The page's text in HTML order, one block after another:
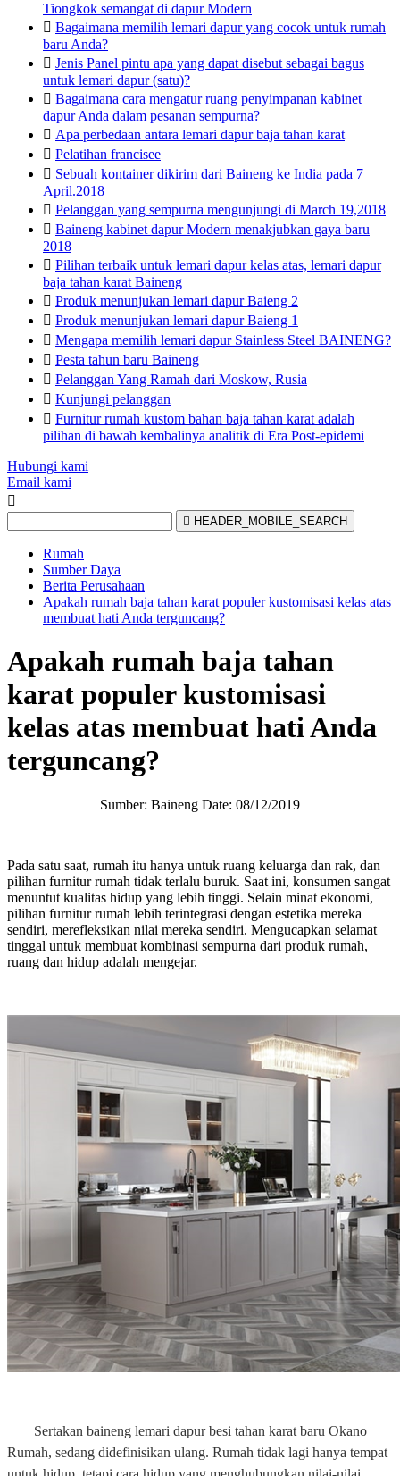
Tiongkok semangat di dapur Modern
 Bagaimana memilih lemari dapur yang cocok untuk rumah
baru Anda?
 Jenis Panel pintu apa yang dapat disebut sebagai bagus
untuk lemari dapur (satu)?
 Bagaimana cara mengatur ruang penyimpanan kabinet
dapur Anda dalam pesanan sempurna?
 Apa perbedaan antara lemari dapur baja tahan karat
 Pelatihan francisee
 Sebuah kontainer dikirim dari Baineng ke India pada 7
April.2018
 Pelanggan yang sempurna mengunjungi di March 19,2018
 Baineng kabinet dapur Modern menakjubkan gaya baru
2018
 Pilihan terbaik untuk lemari dapur kelas atas, lemari dapur
baja tahan karat Baineng
 Produk menunjukan lemari dapur Baieng 2
 Produk menunjukan lemari dapur Baieng 1
 Mengapa memilih lemari dapur Stainless Steel BAINENG?
 Pesta tahun baru Baineng
 Pelanggan Yang Ramah dari Moskow, Rusia
 Kunjungi pelanggan
 Furnitur rumah kustom bahan baja tahan karat adalah
pilihan di bawah kembalinya analitik di Era Post-epidemi
Hubungi kami
Email kami

 HEADER_MOBILE_SEARCH
Rumah
Sumber Daya
Berita Perusahaan
Apakah rumah baja tahan karat populer kustomisasi kelas atas
membuat hati Anda terguncang?
Apakah rumah baja tahan
karat populer kustomisasi
kelas atas membuat hati Anda
terguncang?
Sumber: Baineng Date: 08/12/2019
Pada satu saat, rumah itu hanya untuk ruang keluarga dan rak, dan
pilihan furnitur rumah tidak terlalu buruk. Saat ini, konsumen sangat
menuntut kualitas hidup yang lebih tinggi. Selain minat ekonomi,
pilihan furnitur rumah lebih terintegrasi dengan estetika mereka
sendiri, merefleksikan nilai mereka sendiri. Mengucapkan selamat
tinggal untuk membuat kombinasi sempurna dari produk rumah,
ruang dan hidup adalah mengejar.
Sertakan baineng lemari dapur besi tahan karat baru Okano
Rumah, sedang didefinisikan ulang. Rumah tidak lagi hanya tempat